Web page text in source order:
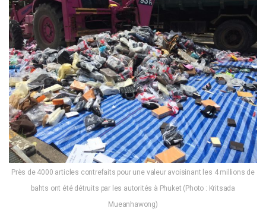
Près de 4000 articles contrefaits pour une valeur avoisinant les 4 millions de
bahts ont été détruits par les autorités à Phuket (Photo : Kritsada
Mueanhawong)